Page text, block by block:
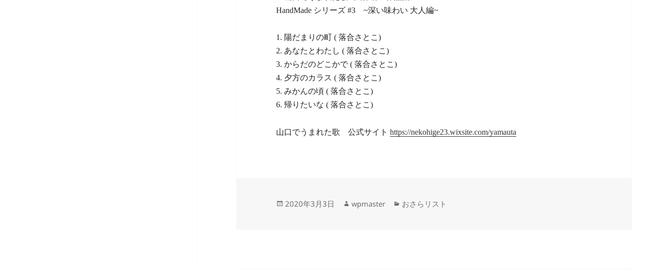
HandMade シリーズ #3 ~深い味わい 大人編~
1. 陽だまりの町 ( 落合さとこ)
2. あなたとわたし ( 落合さとこ)
3. からだのどこかで ( 落合さとこ)
4. 夕方のカラス ( 落合さとこ)
5. みかんの頃 ( 落合さとこ)
6. 帰りたいな ( 落合さとこ)
山口でうまれた歌 公式サイトhttps://nekohige23.wixsite.com/yamauta
投
2020年3月3日
作
wpmaster
カ
おさらリスト